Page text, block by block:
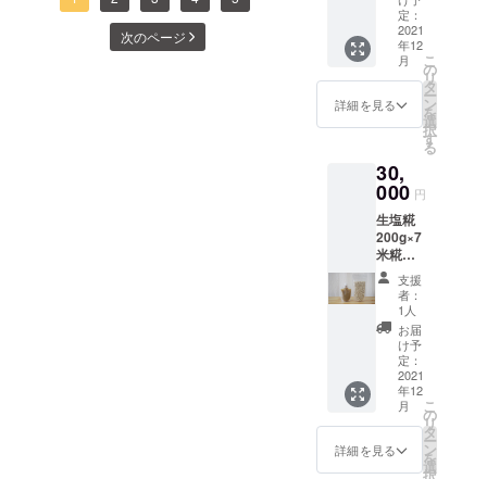
などに適していま
す。 御注
きました。ご支援者の皆様
次のページ
賞味期
限は冷
蔵で半
年冷凍
で１年
です。
量が天
候によ
り左右
されま
す。 発
送が遅
れる場
合もご
ざいま
すが自
然相手
の手仕
事ゆえ
何卒御
理解下
すよう
お願い
暮らし
を考え
るロー
カルメ
ディ
ア」 塩
種子島
の天然
麹菌の
種麹5g
(希望者
のみの
限定で
す。希
望者は
備考欄
に『種
麹希
望』と
お書き
下さい)
＊こち
らのリ
GASIM
AZINE
（タネ
ガシマ
ジン）
種子島
出身の
大学生
した
「種子
島の暮
らしを
考える
ローカ
ルメ
ディ
ア」 ※
麹を作
るお米
は種子
島産無
農薬米
又は減
農薬米
を使用
定：
2021
年12
月
詳細を見る
こ
の
リ
タ
ー
ン
を
選
択
す
る
30,
000 円
生塩糀
200g×7
米糀
200g×2
塩『七
つの
海』
150g×1
TANEG
ASIMA
ZINE
※TANE
GASIM
AZINE
（タネ
支援
者：
1人
お届
け予
定：
2021
年12
月
詳細を見る
こ
の
リ
タ
ー
ン
を
選